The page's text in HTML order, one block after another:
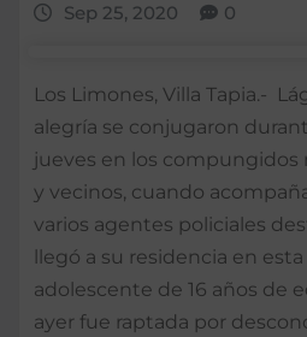
Sep 25, 2020 0
Los Limones, Villa Tapia.-
alegría se conjugaron
jueves en los compungidos
y vecinos, cuando
varios agentes policiales
llegó a su residencia en
adolescente de 16 años de
ayer fue raptada por